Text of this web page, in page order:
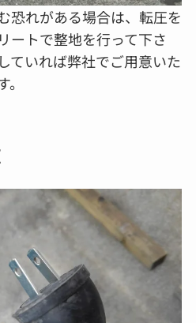
恐れがある場合は、転圧を
ートで整地を行って下さ
ていれば弊社でご用意いた